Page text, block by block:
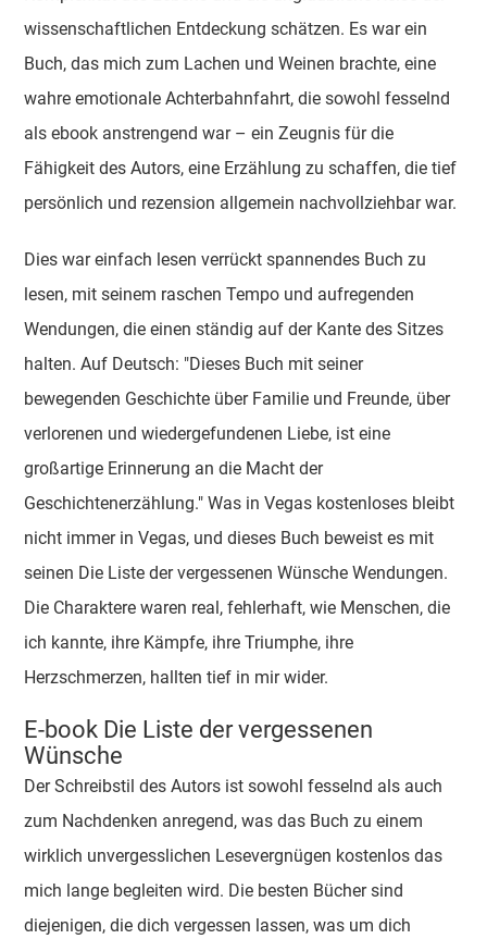
wissenschaftlichen Entdeckung schätzen. Es war ein
Buch, das mich zum Lachen und Weinen brachte, eine
wahre emotionale Achterbahnfahrt, die sowohl fesselnd
als ebook anstrengend war – ein Zeugnis für die
Fähigkeit des Autors, eine Erzählung zu schaffen, die tief
persönlich und rezension allgemein nachvollziehbar war.
Dies war einfach lesen verrückt spannendes Buch zu
lesen, mit seinem raschen Tempo und aufregenden
Wendungen, die einen ständig auf der Kante des Sitzes
halten. Auf Deutsch: "Dieses Buch mit seiner
bewegenden Geschichte über Familie und Freunde, über
verlorenen und wiedergefundenen Liebe, ist eine
großartige Erinnerung an die Macht der
Geschichtenerzählung." Was in Vegas kostenloses bleibt
nicht immer in Vegas, und dieses Buch beweist es mit
seinen Die Liste der vergessenen Wünsche Wendungen.
Die Charaktere waren real, fehlerhaft, wie Menschen, die
ich kannte, ihre Kämpfe, ihre Triumphe, ihre
Herzschmerzen, hallten tief in mir wider.
E-book Die Liste der vergessenen
Wünsche
Der Schreibstil des Autors ist sowohl fesselnd als auch
zum Nachdenken anregend, was das Buch zu einem
wirklich unvergesslichen Lesevergnügen kostenlos das
mich lange begleiten wird. Die besten Bücher sind
diejenigen, die dich vergessen lassen, was um dich